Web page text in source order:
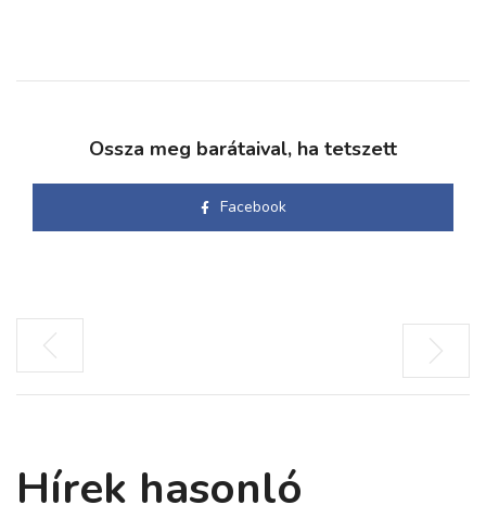
Ossza meg barátaival, ha tetszett
Facebook
Hírek hasonló